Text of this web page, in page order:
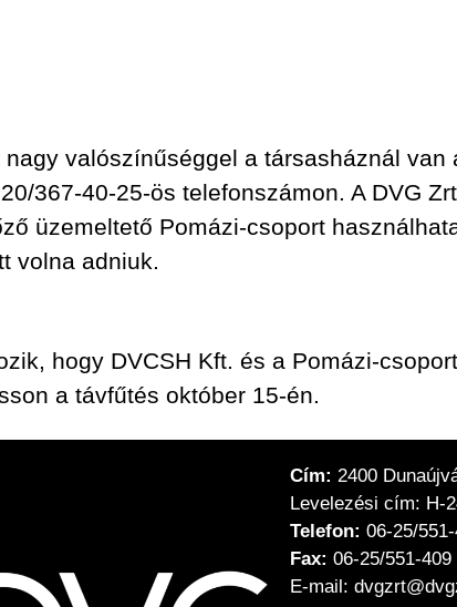
valószínűséggel a társasháznál van
367-40-25-ös telefonszámon. A DVG
üzemeltető Pomázi-csoport
volna adniuk.
hogy DVCSH Kft. és a Pomázi-
a távfűtés október 15-én.
Cím: 2400
Levelezési cím: H-
Telefon: 06-25/
Fax: 06-25/551-409
E-mail: